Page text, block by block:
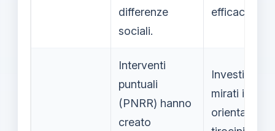
differenze
sociali.
efficaci.
Interventi
puntuali
(PNRR) hanno
creato
Investimenti
mirati in